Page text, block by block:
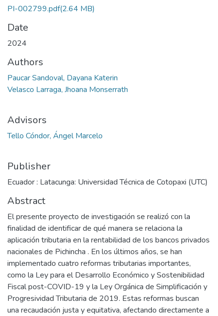
PI-002799.pdf(2.64 MB)
Date
2024
Authors
Paucar Sandoval, Dayana Katerin
Velasco Larraga, Jhoana Monserrath
Advisors
Tello Cóndor, Ángel Marcelo
Publisher
Ecuador : Latacunga: Universidad Técnica de Cotopaxi (UTC)
Abstract
El presente proyecto de investigación se realizó con la
finalidad de identificar de qué manera se relaciona la
aplicación tributaria en la rentabilidad de los bancos privados
nacionales de Pichincha . En los últimos años, se han
implementado cuatro reformas tributarias importantes,
como la Ley para el Desarrollo Económico y Sostenibilidad
Fiscal post-COVID-19 y la Ley Orgánica de Simplificación y
Progresividad Tributaria de 2019. Estas reformas buscan
una recaudación justa y equitativa, afectando directamente a